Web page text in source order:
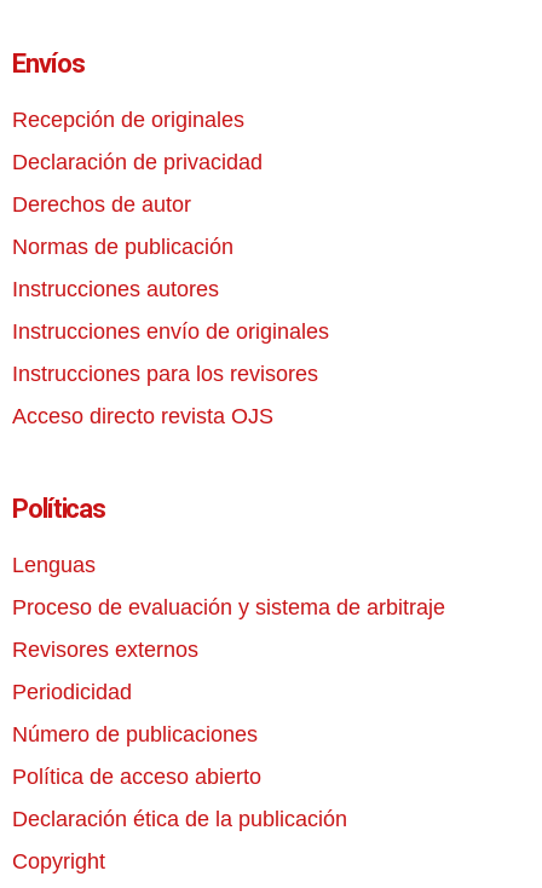
Envíos
Recepción de originales
Declaración de privacidad
Derechos de autor
Normas de publicación
Instrucciones autores
Instrucciones envío de originales
Instrucciones para los revisores
Acceso directo revista OJS
Políticas
Lenguas
Proceso de evaluación y sistema de arbitraje
Revisores externos
Periodicidad
Número de publicaciones
Política de acceso abierto
Declaración ética de la publicación
Copyright